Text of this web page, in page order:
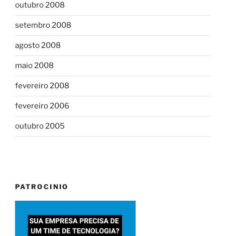
outubro 2008
setembro 2008
agosto 2008
maio 2008
fevereiro 2008
fevereiro 2006
outubro 2005
PATROCINIO